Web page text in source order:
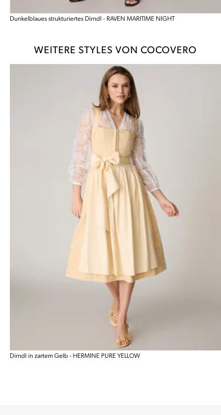
Dunkelblaues strukturiertes Dirndl - RAVEN MARITIME NIGHT
WEITERE STYLES VON COCOVERO
Dirndl in zartem Gelb - HERMINE PURE YELLOW